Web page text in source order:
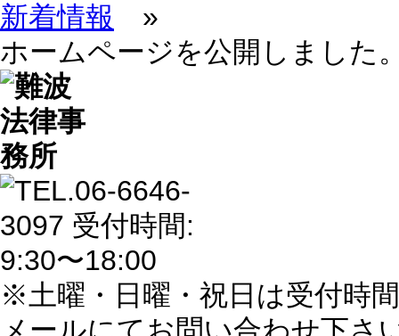
新着情報 »
ホームページを公開しました
※土曜・日曜・祝日は受付時